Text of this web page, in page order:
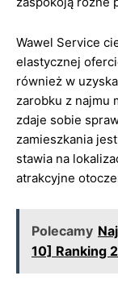
Wawel Service
elastycznej
również w
zarobku z najmu
zdaje sobie
zamieszkania
stawia na
atrakcyjne
Polecamy
10] Ranking